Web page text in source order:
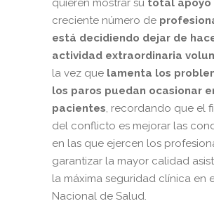
quieren mostrar su total apoyo
creciente número de
está decidiendo dejar de
actividad extraordinaria
la vez que lamenta los
los paros puedan ocasionar
pacientes, recordando que el
del conflicto es mejorar las
en las que ejercen los
garantizar la mayor calidad
la máxima seguridad clínica en
Nacional de Salud.